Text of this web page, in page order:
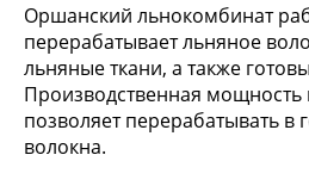
Оршанский льнокомбинат
перерабатывает льняное
льняные ткани, а также
Производственная мощность
позволяет перерабатывать в
волокна.